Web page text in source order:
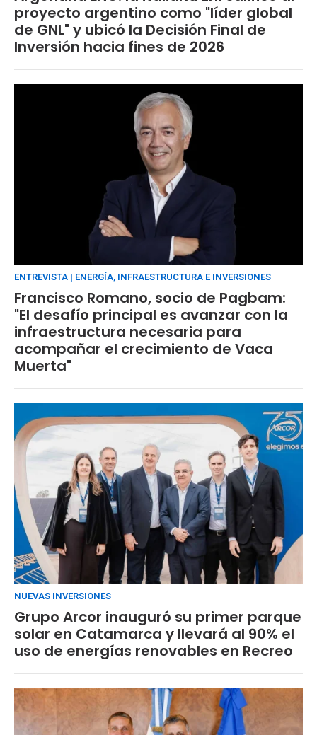
proyecto argentino como "líder global
de GNL" y ubicó la Decisión Final de
Inversión hacia fines de 2026
ENTREVISTA | ENERGÍA, INFRAESTRUCTURA E INVERSIONES
Francisco Romano, socio de Pagbam:
"El desafío principal es avanzar con la
infraestructura necesaria para
acompañar el crecimiento de Vaca
Muerta"
NUEVAS INVERSIONES
Grupo Arcor inauguró su primer parque
solar en Catamarca y llevará al 90% el
uso de energías renovables en Recreo